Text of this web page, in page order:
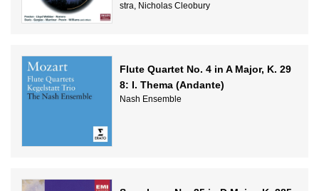
stra, Nicholas Cleobury
Flute Quartet No. 4 in A Major, K. 29
8: I. Thema (Andante)
Nash Ensemble